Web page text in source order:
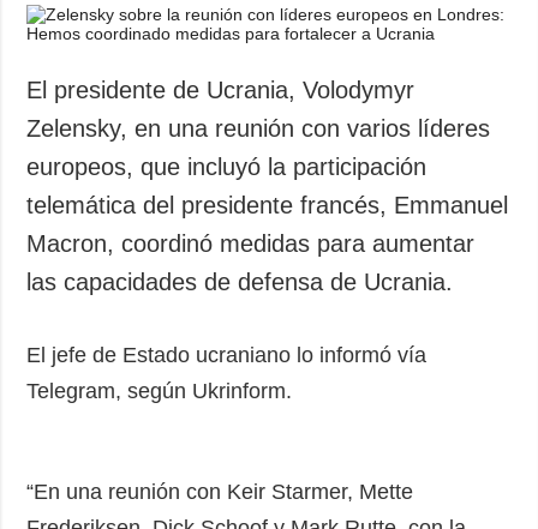
El presidente de Ucrania, Volodymyr
Zelensky, en una reunión con varios líderes
europeos, que incluyó la participación
telemática del presidente francés, Emmanuel
Macron, coordinó medidas para aumentar
las capacidades de defensa de Ucrania.
El jefe de Estado ucraniano lo informó vía
Telegram, según Ukrinform.
“En una reunión con Keir Starmer, Mette